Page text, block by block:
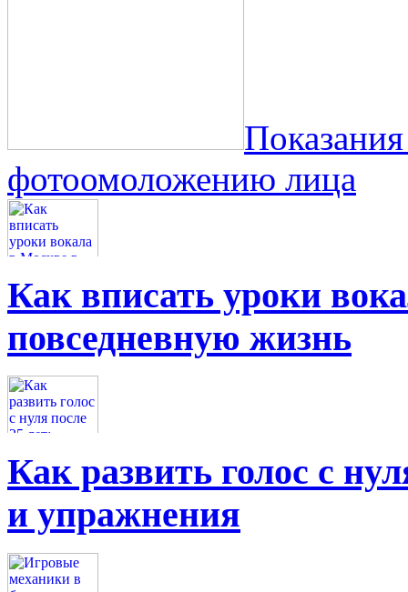
фотоомоложению лица
Как вписать уроки
повседневную жизнь
Как развить голос с
и упражнения